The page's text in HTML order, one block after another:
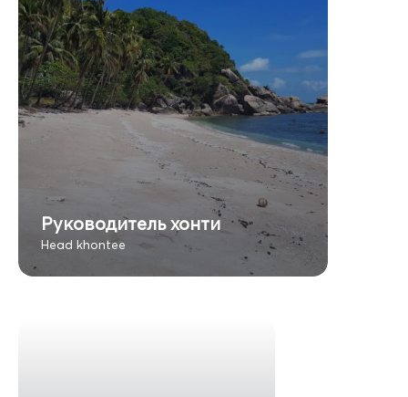
Руководитель хонти
Head khontee